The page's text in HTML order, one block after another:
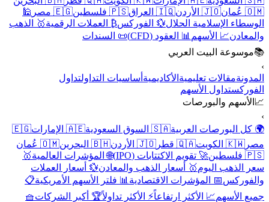
🇴🇲 عُمان
🇯🇴 الأردن 🇮🇶 العراق 🇵🇸 فلسطين 🇪🇬 مصر
🕌
الوسطاء الإسلامية الحلال💱 الفوركس₿ العملات الرقمية🥇 الذهب
والمعادن📈 الأسهم 📊 العقود (CFD)
📜 السندات
📚موسوعة البيت العربي
›
المدونةمقالات تعليمية الأكاديمية أساسيات التداولتداول
الفوركستداول الأسهم
📈 الأسهم والبورصات
›
🌍 كل البورصات العربية🇸🇦 السوق السعودية 🇦🇪 الإمارات
🇪🇬
مصر 🇰🇼 الكويت 🇶🇦 قطر 🇯🇴 الأردن 🇧🇭 البحرين
🇴🇲 عُمان
🇵🇸 فلسطين
🚀 تقويم الاكتتابات (IPO) 🌐 المؤشرات العالمية🥇
سعر الذهب اليوم🥇 أسعار الذهب والمعادن💱 أسعار العملات
والفوركس📅 المؤشرات الاقتصادية 📊 فلتر الأسهم الأمريكية📋
جميع الأسهم📈 الأكثر ارتفاعاً⚡ الأكثر تداولاً🏆 أكبر الشركات🧺